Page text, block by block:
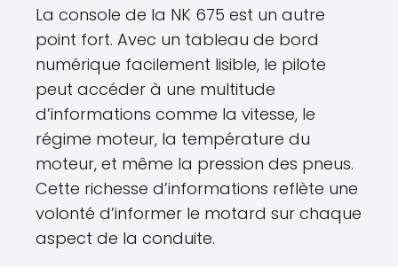
La console de la NK 675 est un autre
point fort. Avec un tableau de bord
numérique facilement lisible, le pilote
peut accéder à une multitude
d’informations comme la vitesse, le
régime moteur, la température du
moteur, et même la pression des pneus.
Cette richesse d’informations reflète une
volonté d’informer le motard sur chaque
aspect de la conduite.